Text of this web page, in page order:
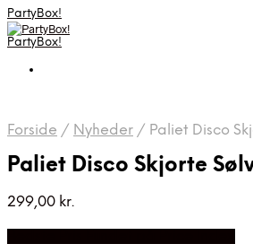
PartyBox!
PartyBox!
Forside / Nyheder / Paliet Disco
Paliet Disco Skjorte
299,00 kr.